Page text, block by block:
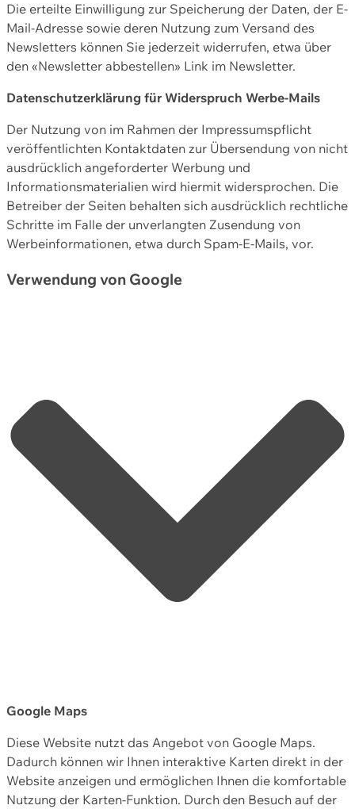
Die erteilte Einwilligung zur Speicherung der Daten, der E-
Mail-Adresse sowie deren Nutzung zum Versand des
Newsletters können Sie jederzeit widerrufen, etwa über
den «Newsletter abbestellen» Link im Newsletter.
Datenschutzerklärung für Widerspruch Werbe-Mails
Der Nutzung von im Rahmen der Impressumspflicht
veröffentlichten Kontaktdaten zur Übersendung von nicht
ausdrücklich angeforderter Werbung und
Informationsmaterialien wird hiermit widersprochen. Die
Betreiber der Seiten behalten sich ausdrücklich rechtliche
Schritte im Falle der unverlangten Zusendung von
Werbeinformationen, etwa durch Spam-E-Mails, vor.
Verwendung von Google
Google Maps
Diese Website nutzt das Angebot von Google Maps.
Dadurch können wir Ihnen interaktive Karten direkt in der
Website anzeigen und ermöglichen Ihnen die komfortable
Nutzung der Karten-Funktion. Durch den Besuch auf der